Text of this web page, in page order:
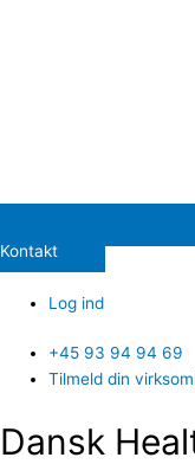
Kontakt
Log ind
+45 93 94 94 69
Tilmeld din
Dansk